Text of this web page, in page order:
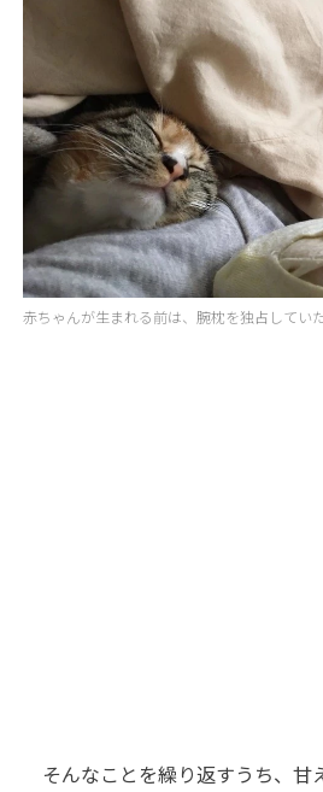
赤ちゃんが生まれる前は、腕枕を独占してい
そんなことを繰り返すうち、甘